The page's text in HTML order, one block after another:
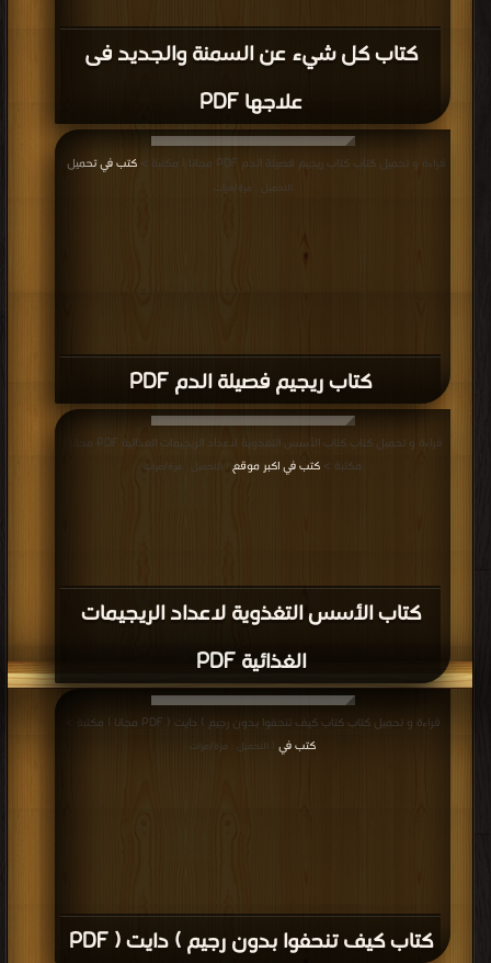
كتاب كل شيء عن السمنة والجديد فى
علاجها PDF
كتاب ريجيم فصيلة الدم PDF
قراءة و تحميل كتاب كتاب ريجيم فصيلة الدم PDF مجانا | مكتبة > كتب في تحميل
التحميل : مرة/مرات
كتاب الأسس التغذوية لاعداد الريجيمات
الغذائية PDF
قراءة و تحميل كتاب كتاب الأسس التغذوية لاعداد الريجيمات الغذائية PDF مجانا |
مكتبة > كتب في اكبر موقع | التحميل : مرة/مرات
كتاب كيف تنحفوا بدون رجيم ) دايت ( PDF
قراءة و تحميل كتاب كتاب كيف تنحفوا بدون رجيم ) دايت ( PDF مجانا | مكتبة >
كتب في
| التحميل : مرة/مرات